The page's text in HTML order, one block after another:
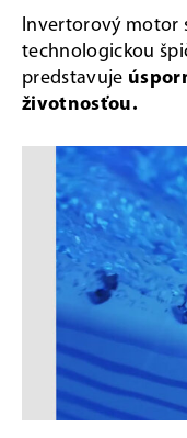
Invertorový motor
technologickou
predstavuje
životnosťou.